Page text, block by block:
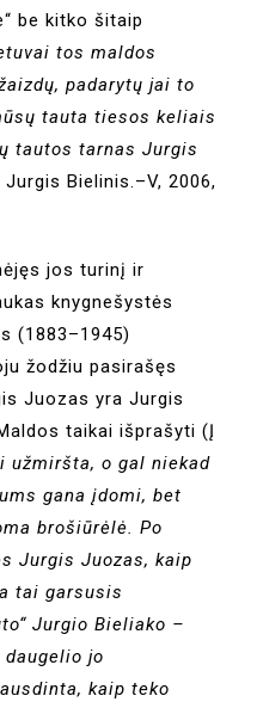
be kitko šitaip
tos maldos
padarytų jai to
tauta tiesos keliais
tautos tarnas Jurgis
Bielinis.–V, 2006,
jos turinį ir
knygnešystės
(1883–1945)
žodžiu pasirašęs
Juozas yra Jurgis
taikai išprašyti (Į
užmiršta, o gal niekad
gana įdomi, bet
brošiūrėlė. Po
Jurgis Juozas, kaip
tai garsusis
Jurgio Bieliako –
jo
kaip teko